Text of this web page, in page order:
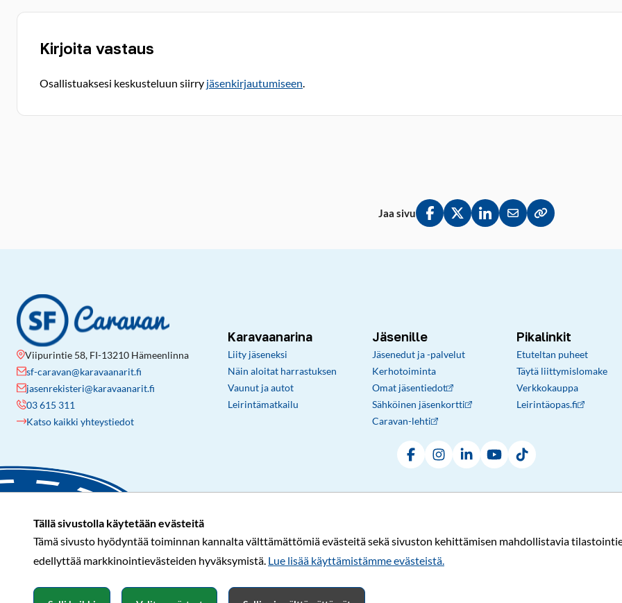
Tällä sivustolla käytetään evästeitä
Tämä sivusto hyödyntää toiminnan kannalta välttämättömiä evästeitä sekä sivuston kehittämisen mahdollistavia
edellyttää markkinointievästeiden hyväksymistä. Lue lisää käyttämistämme evästeistä.​​​​​​
Kirjoita vastaus
Osallistuaksesi keskusteluun siirry jäsenkirjautumiseen.
Jaa sivu
Jaa Facebookissa
Jaa Twitterissä
Jaa LinkedInissä
Jaa sähköpostitse
Kopioi linkki
Viipurintie 58, FI-13210 Hämeenlinna
sf-caravan@karavaanarit.fi
jasenrekisteri@karavaanarit.fi
03 615 311
Katso kaikki yhteystiedot
Karavaanarina
Liity jäseneksi
Näin aloitat harrastuksen
Vaunut ja autot
Leirintämatkailu
Jäsenille
Jäsenedut ja -palvelut
Kerhotoiminta
Omat jäsentiedot
Sähköinen jäsenkortti
Caravan-lehti
Pikalinkit
Etuteltan puheet
Täytä liittymislomake
Verkkokauppa
Leirintäopas.fi
FacebookInstagramLinkedInYouTubeTikTok
© Karavaanarit 2026